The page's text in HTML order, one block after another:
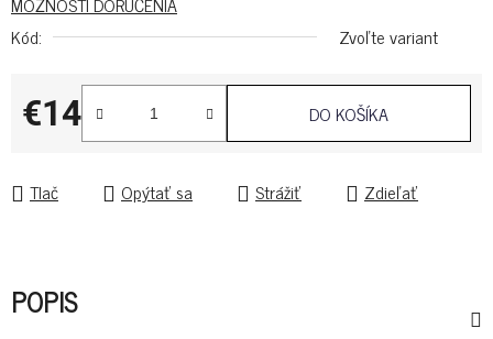
Kód:
Zvoľte variant
€14
Jednotková cena:
DO KOŠÍKA
Tlač Opýtať sa Strážiť Zdieľať
POPIS